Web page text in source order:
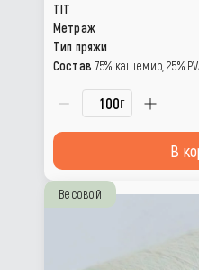
TIT
Метраж
Тип пряжи
Состав 75% кашемир, 25%
г
В
Весовой